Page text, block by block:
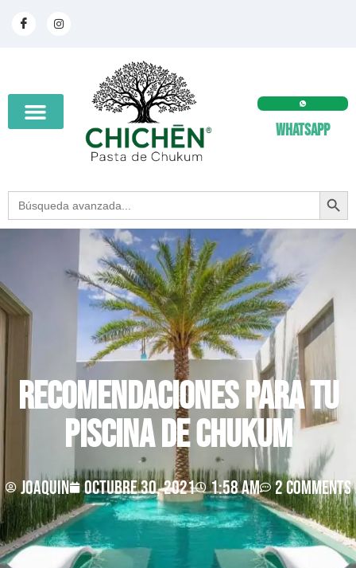
Whatsapp
Search
for:
SEARCH
Recomendaciones para tu
piscina de Chukum
joaquin octubre 30, 2021 1:58 am 2 Comments